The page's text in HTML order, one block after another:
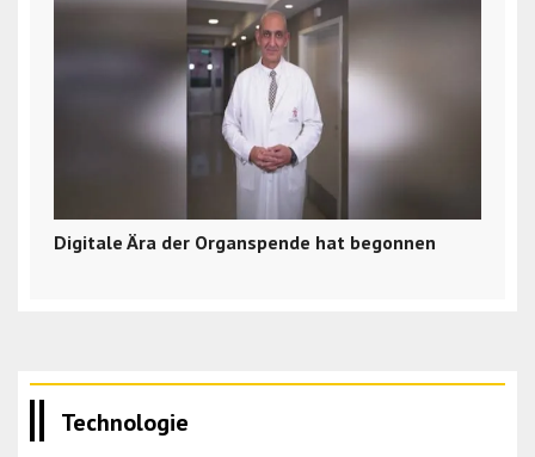
Digitale Ära der Organspende hat begonnen
Technologie